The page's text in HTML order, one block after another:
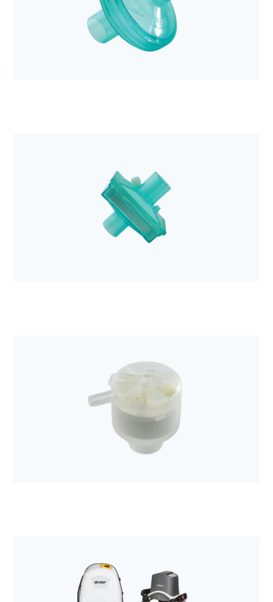
Łącznik karbowany DAR z kominkiem 10cm 15M
Anestezjologia i aparatura medyczna
Filtr elektrostatyczny Barrierbac S
Anestezjologia i aparatura medyczna
Filtr mechaniczny Sterivent mini